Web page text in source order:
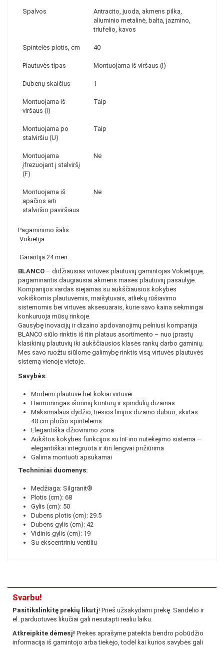
Spalvos
Antracito, juoda, akmens pilka,
aliuminio metalinė, balta, jazmino,
triufelio, kavos
Spintelės plotis, cm 40
Plautuvės tipas Montuojama iš viršaus (I)
Dubenų skaičius 1
Montuojama iš
viršaus (I)
Taip
Montuojama po
stalviršiu (U)
Taip
Montuojama
įfrezuojant į stalviršį
(F)
Ne
Montuojama iš
apačios arti
stalviršio paviršiaus
Ne
Pagaminimo šalis
Vokietija
Garantija 24 mėn.
BLANCO– didžiausias virtuvės plautuvių gamintojas Vokietijoje,
pagaminantis daugiausiai akmens masės plautuvių pasaulyje.
Kompanijos vardas siejamas su aukščiausios kokybės
vokiškomis plautuvėmis, maišytuvais, atliekų rūšiavimo
sistemomis bei virtuvės aksesuarais, kurie savo kaina sėkmingai
konkuruoja mūsų rinkoje.
Gausybę inovacijų ir dizaino apdovanojimų pelniusi kompanija
BLANCO siūlo rinktis iš itin plataus asortimento – nuo įprastų
klasikinių plautuvių iki aukščiausios klasės rankų darbo gaminių.
Mes savo ruožtu siūlome galimybę rinktis visą virtuvės plautuvės
sistemą vienoje vietoje.
Savybės:
Moderni plautuvė bet kokiai virtuvei
Harmoningas išorinių kontūrų ir spindulių dizainas
Maksimalaus dydžio, tiesios linijos dizaino dubuo, skirtas
40 cm pločio spintelėms
Elegantiška džiovinimo zona
Aukštos kokybės funkcijos su InFino nutekėjimo sistema –
elegantiškai integruota ir itin lengvai prižiūrima
Galima montuoti apsukamai
Techniniai duomenys:
Medžiaga: Silgranit®
Plotis (cm): 68
Gylis (cm): 50
Dubens plotis (cm): 29.5
Dubens gylis (cm): 42
Vidinis gylis (cm): 19
Su ekscentriniu ventiliu
Svarbu!
Pasitikslinkitę prekių likutį! Prieš užsakydami prekę. Sandėlio ir
el. parduotuvės likučiai gali nesutapti realiu laiku.
Atkreipkite dėmesį! Prekės aprašyme pateikta bendro pobūdžio
informacija iš gamintojo arba tiekėjo, todėl kai kurios savybės gali